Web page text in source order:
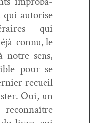
qui autorise
qui
con­nu, le
notre sens,
pour se
recueil
Oui, un